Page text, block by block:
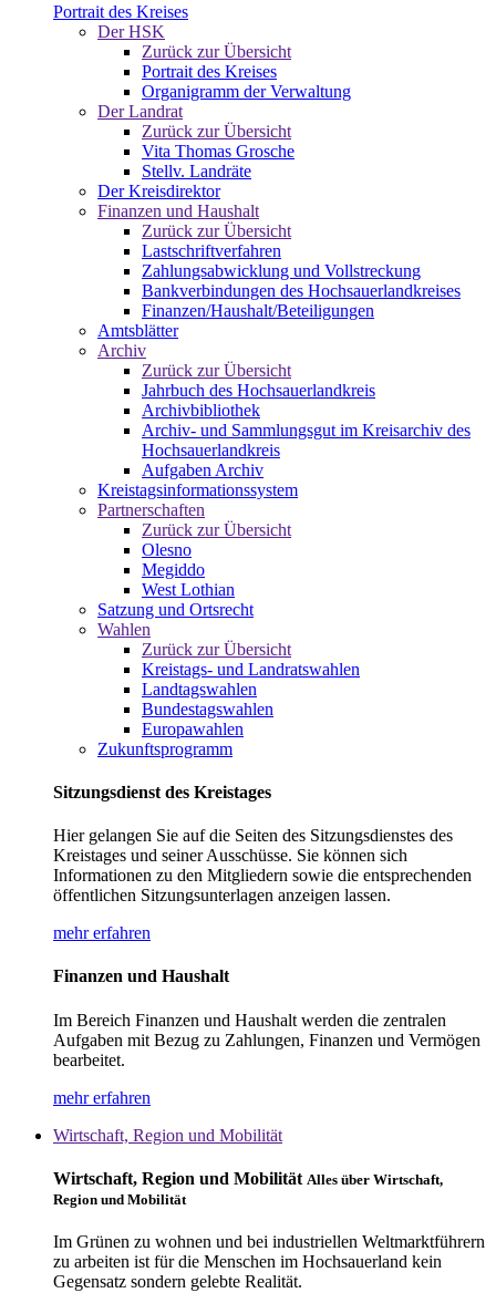
Portrait des Kreises
Der HSK
Zurück zur Übersicht
Portrait des Kreises
Organigramm der Verwaltung
Der Landrat
Zurück zur Übersicht
Vita Thomas Grosche
Stellv. Landräte
Der Kreisdirektor
Finanzen und Haushalt
Zurück zur Übersicht
Lastschriftverfahren
Zahlungsabwicklung und Vollstreckung
Bankverbindungen des Hochsauerlandkreises
Finanzen/Haushalt/Beteiligungen
Amtsblätter
Archiv
Zurück zur Übersicht
Jahrbuch des Hochsauerlandkreis
Archivbibliothek
Archiv- und Sammlungsgut im Kreisarchiv des
Hochsauerlandkreis
Aufgaben Archiv
Kreistagsinformationssystem
Partnerschaften
Zurück zur Übersicht
Olesno
Megiddo
West Lothian
Satzung und Ortsrecht
Wahlen
Zurück zur Übersicht
Kreistags- und Landratswahlen
Landtagswahlen
Bundestagswahlen
Europawahlen
Zukunftsprogramm
Sitzungsdienst des Kreistages
Hier gelangen Sie auf die Seiten des Sitzungsdienstes des
Kreistages und seiner Ausschüsse. Sie können sich
Informationen zu den Mitgliedern sowie die entsprechenden
öffentlichen Sitzungsunterlagen anzeigen lassen.
mehr erfahren
Finanzen und Haushalt
Im Bereich Finanzen und Haushalt werden die zentralen
Aufgaben mit Bezug zu Zahlungen, Finanzen und Vermögen
bearbeitet.
mehr erfahren
Wirtschaft, Region und Mobilität
Wirtschaft, Region und Mobilität Alles über Wirtschaft,
Region und Mobilität
Im Grünen zu wohnen und bei industriellen Weltmarktführern
zu arbeiten ist für die Menschen im Hochsauerland kein
Gegensatz sondern gelebte Realität.